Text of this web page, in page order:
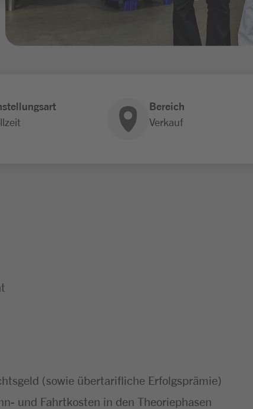
Bereich
Verkauf
(sowie übertarifliche Erfolgsprämie)
und Fahrtkosten in den Theoriephasen